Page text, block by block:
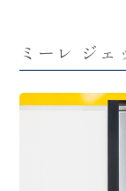
ミーレ ジ